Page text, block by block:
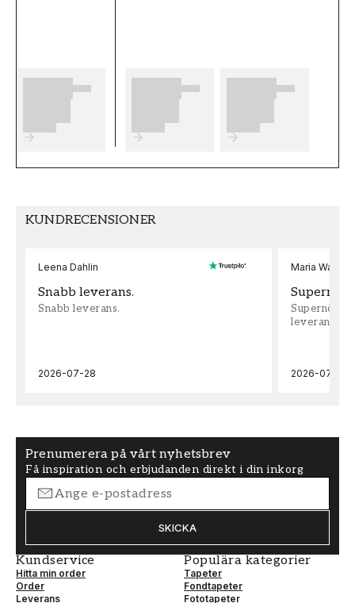
KUNDRECENSIONER
Leena Dahlin
Snabb leverans.
Snabb leverans.
2026-07-28
Maria
leveran,
2026-07-22
Prenumerera på vårt nyhetsbrev
Få inspiration och erbjudanden direkt i din inkorg
SKICKA
Kundservice
Hitta min order
Order
Leverans
Populära kategorier
Tapeter
Fondtapeter
Fototapeter